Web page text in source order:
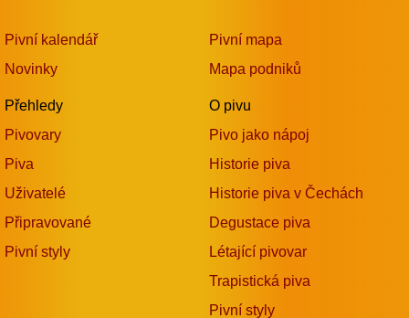
Pivní kalendář
Novinky
Přehledy
Pivovary
Piva
Uživatelé
Připravované
Pivní styly
Pivní mapa
Mapa podniků
O pivu
Pivo jako nápoj
Historie piva
Historie piva v Čechách
Degustace piva
Létající pivovar
Trapistická piva
Pivní styly